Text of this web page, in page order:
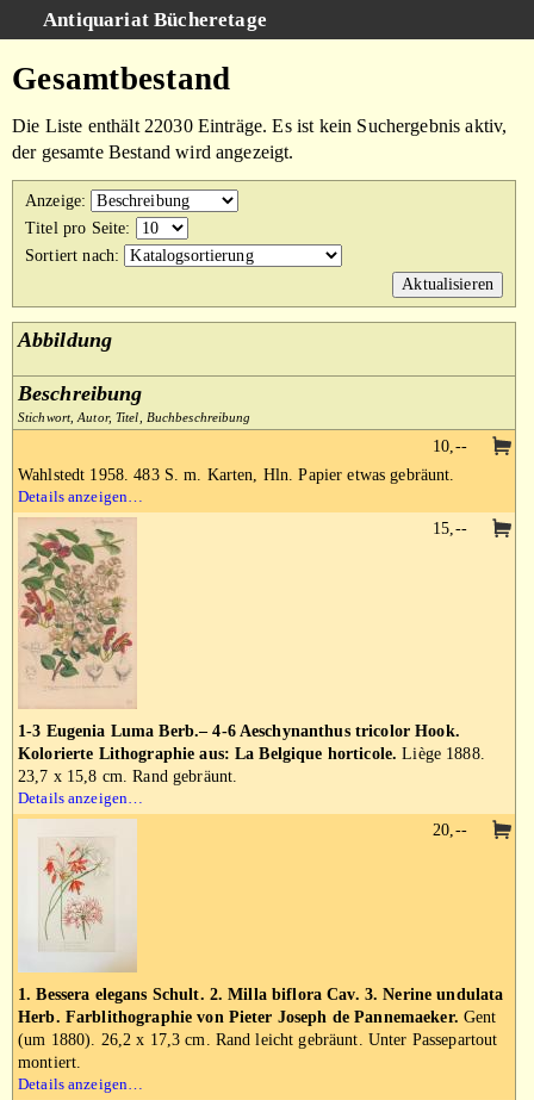
Antiquariat Bücheretage
Gesamtbestand
Warenkorb
AGB
Gesamtbestand
Die Liste enthält 22030 Einträge. Es ist kein Suchergebnis aktiv,
der gesamte Bestand wird angezeigt.
Anzeige:
Titel pro Seite:
Sortiert nach:
Abbildung
Beschreibung
Stichwort, Autor, Titel, Buchbeschreibung
Wahlstedt 1958. 483 S. m. Karten, Hln. Papier etwas gebräunt.
Details anzeigen…
10,--
1-3 Eugenia Luma Berb.– 4-6 Aeschynanthus tricolor Hook.
Kolorierte Lithographie aus: La Belgique horticole. Liège 1888.
23,7 x 15,8 cm. Rand gebräunt.
Details anzeigen…
15,--
1. Bessera elegans Schult. 2. Milla biflora Cav. 3. Nerine undulata
Herb. Farblithographie von Pieter Joseph de Pannemaeker. Gent
(um 1880). 26,2 x 17,3 cm. Rand leicht gebräunt. Unter Passepartout
montiert.
Details anzeigen…
20,--